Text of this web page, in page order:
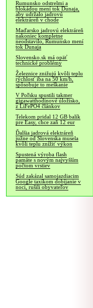
Rumunsko odstrelmi a
blokádou mení tok Dunaja,
aby udržalo jadrovú
elektráreň v chode
Maďarsko jadrovú elektráreň
nakoniec kompletne
neodstavilo, Rumunsko mení
tok Dunaja
Slovensko.sk má opäť
technické problémy
Železnice znižujú kvôli teplu
rýchlosť iba na 50 km/h,
spôsobuje to meškanie
V Poľsku spustili takmer
gigawatthodinové úložisko,
z LiFePO4 článkov
Telekom pridal 12 GB balík
pre Easy, chce zaň 12 eur
Ďalšia jadrová elektráreň
južne od Slovenska musela
kvôli teplu znížiť výkon
Spustená výroba flash
pamäte s novým najvyšším
počtom vrstiev
Súd zakázal samojazdiacim
Google taxíkom dobíjanie v
noci, rušili obyvateľov